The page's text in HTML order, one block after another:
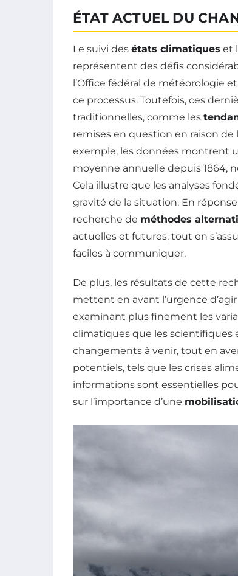
ÉTAT ACTUEL DU
Le suivi des états climatiques et
représentent des défis
l’Office fédéral de météorologie
ce processus. Toutefois, ces
traditionnelles, comme les
remises en question en raison de
exemple, les données montrent
moyenne annuelle depuis 1864,
Cela illustre que les analyses
gravité de la situation. En
recherche de méthodes
actuelles et futures, tout en
faciles à communiquer.
De plus, les résultats de cette
mettent en avant l’urgence
examinant plus finement les
climatiques que les scientifiques
changements à venir, tout en
potentiels, tels que les crises
informations sont essentielles
sur l’importance d’une